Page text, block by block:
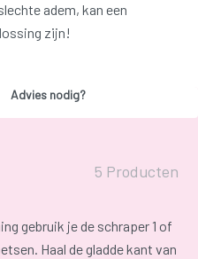
adem, kan een
zijn!
Advies nodig?
5 Producten
gebruik je de schraper 1 of
Haal de gladde kant van